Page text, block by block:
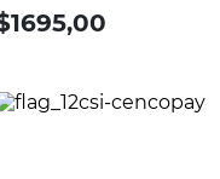
1695,00